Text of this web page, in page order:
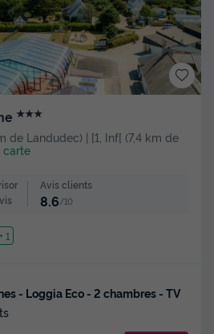
★★★
de Landudec) | [1, Inf[ (7,4 km de
carte
Avis clients
8.6/10
+ 1
- Loggia Eco - 2 chambres - TV